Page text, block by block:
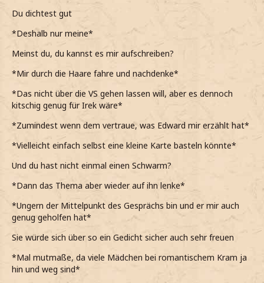
Du dichtest gut
*Deshalb nur meine*
Meinst du, du kannst es mir aufschreiben?
*Mir durch die Haare fahre und nachdenke*
*Das nicht über die VS gehen lassen will, aber es dennoch
kitschig genug für Irek wäre*
*Zumindest wenn dem vertraue, was Edward mir erzählt hat*
*Vielleicht einfach selbst eine kleine Karte basteln könnte*
Und du hast nicht einmal einen Schwarm?
*Dann das Thema aber wieder auf ihn lenke*
*Ungern der Mittelpunkt des Gesprächs bin und er mir auch
genug geholfen hat*
Sie würde sich über so ein Gedicht sicher auch sehr freuen
*Mal mutmaße, da viele Mädchen bei romantischem Kram ja
hin und weg sind*